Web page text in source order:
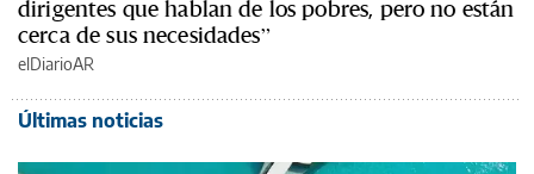
dirigentes que hablan de los pobres, pero no están
cerca de sus necesidades”
elDiarioAR
Últimas noticias